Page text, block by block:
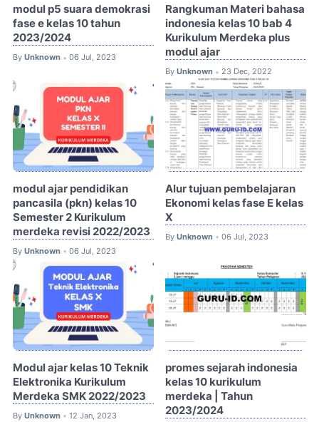
modul p5 suara demokrasi
fase e kelas 10 tahun
2023/2024
By Unknown • 06 Jul, 2023
Rangkuman Materi bahasa
indonesia kelas 10 bab 4
Kurikulum Merdeka plus
modul ajar
By Unknown • 23 Dec, 2022
modul ajar pendidikan
pancasila (pkn) kelas 10
Semester 2 Kurikulum
merdeka revisi 2022/2023
By Unknown • 06 Jul, 2023
Alur tujuan pembelajaran
Ekonomi kelas fase E kelas
X
By Unknown • 06 Jul, 2023
Modul ajar kelas 10 Teknik
Elektronika Kurikulum
Merdeka SMK 2022/2023
By Unknown • 12 Jan, 2023
promes sejarah indonesia
kelas 10 kurikulum
merdeka | Tahun
2023/2024